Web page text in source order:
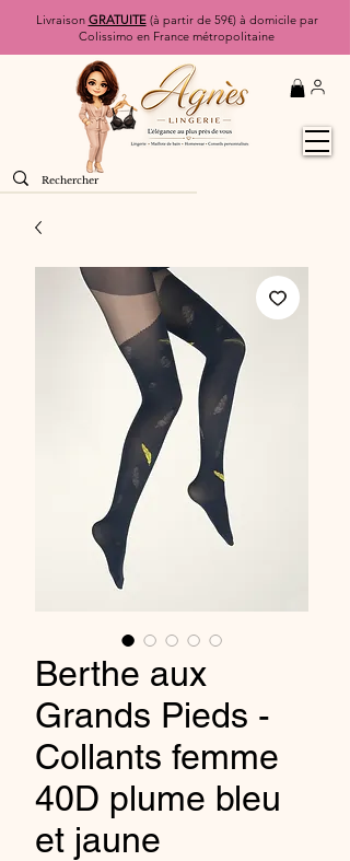
Livraison GRATUITE(à partir de 59€) à domicile par
Colissimo en France métropolitaine
Berthe aux
Grands Pieds -
Collants femme
40D plume bleu
et jaune